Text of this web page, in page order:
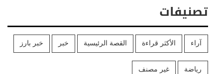
تصنيفات
آراء الأكثر قراءة القصة الرئيسية خبر خبر بارز
رياضة غير مصنف